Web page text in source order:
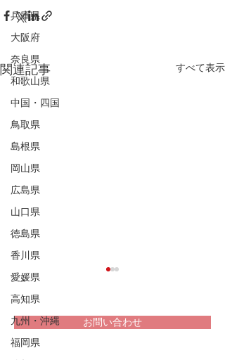
兵庫県
大阪府
奈良県
和歌山県
中国・四国
鳥取県
島根県
岡山県
広島県
山口県
徳島県
香川県
愛媛県
高知県
九州・沖縄
福岡県
関連記事 すべて表示
お問い合わせ